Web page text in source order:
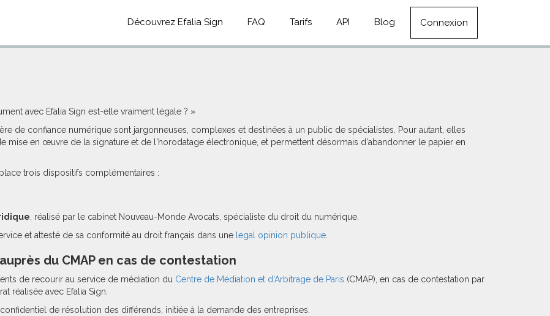
Découvrez Efalia Sign FAQ Tarifs API Blog Connexion
avec Efalia Sign est-elle vraiment légale ? »
de confiance numérique sont jargonneuses, complexes et destinées à un public de spécialistes. Pour autant, elles
mise en œuvre de la signature et de l'horodatage électronique, et permettent désormais d'abandonner le papier en
trois dispositifs complémentaires :
, réalisé par le cabinet Nouveau-Monde Avocats, spécialiste du droit du numérique.
et attesté de sa conformité au droit français dans une legal opinion publique
du CMAP en cas de contestation
de recourir au service de médiation du Centre de Médiation et d'Arbitrage de Paris (CMAP), en cas de contestation par
réalisée avec Efalia Sign.
de résolution des différends, initiée à la demande des entreprises.